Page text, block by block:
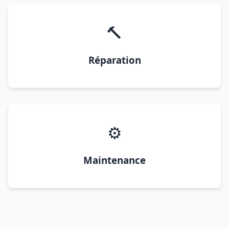
🔨
Réparation
⚙️
Maintenance